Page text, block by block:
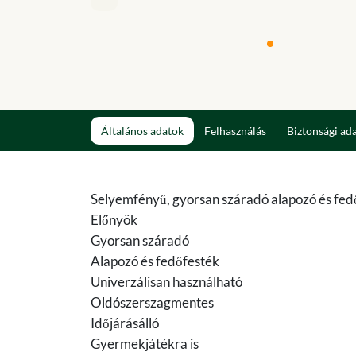
Általános adatok Felhasználás Biztonsági
Selyemfényű, gyorsan száradó alapozó és
Előnyök
Gyorsan száradó
Alapozó és fedőfesték
Univerzálisan használható
Oldószerszagmentes
Időjárásálló
Gyermekjátékra is